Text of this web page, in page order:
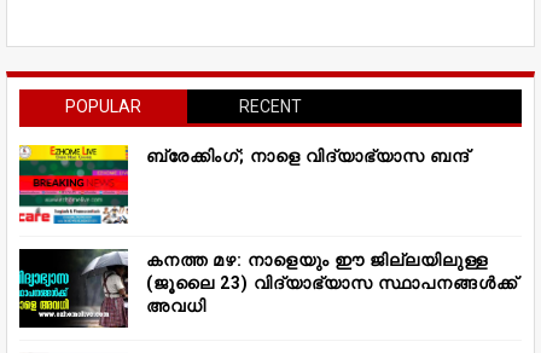
POPULAR RECENT
ബ്രേക്കിംഗ്; നാളെ വിദ്യാഭ്യാസ ബന്ദ്
കനത്ത മഴ: നാളെയും ഈ ജില്ലയിലുള്ള
(ജൂലൈ 23) വിദ്യാഭ്യാസ സ്ഥാപനങ്ങൾക്ക്
അവധി